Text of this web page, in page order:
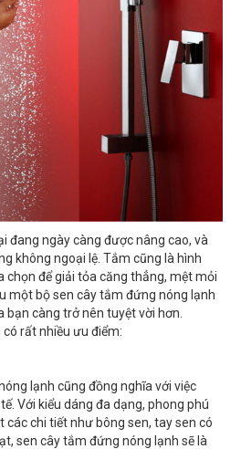
đang ngày càng được nâng cao, và
không ngoại lệ. Tắm cũng là hình
để giải tỏa căng thẳng, mệt mỏi
một bộ sen cây tắm đứng nóng lạnh
bạn càng trở nên tuyệt vời hơn.
rất nhiều ưu điểm:
lạnh cũng đồng nghĩa với việc
Với kiểu dáng đa dạng, phong phú
các chi tiết như bông sen, tay sen có
sen cây tắm đứng nóng lạnh sẽ là